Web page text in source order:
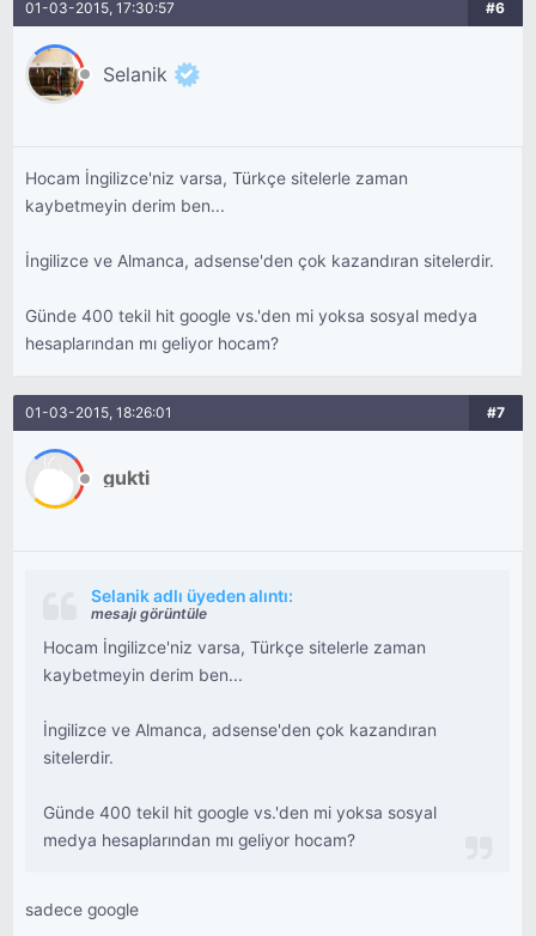
01-03-2015, 17:30:57 #6
Selanik
Hocam İngilizce'niz varsa, Türkçe sitelerle zaman
kaybetmeyin derim ben...
İngilizce ve Almanca, adsense'den çok kazandıran sitelerdir.
Günde 400 tekil hit google vs.'den mi yoksa sosyal medya
hesaplarından mı geliyor hocam?
01-03-2015, 18:26:01 #7
gukti
Selanik adlı üyeden alıntı:
mesajı görüntüle
Hocam İngilizce'niz varsa, Türkçe sitelerle zaman
kaybetmeyin derim ben...
İngilizce ve Almanca, adsense'den çok kazandıran
sitelerdir.
Günde 400 tekil hit google vs.'den mi yoksa sosyal
medya hesaplarından mı geliyor hocam?
sadece google